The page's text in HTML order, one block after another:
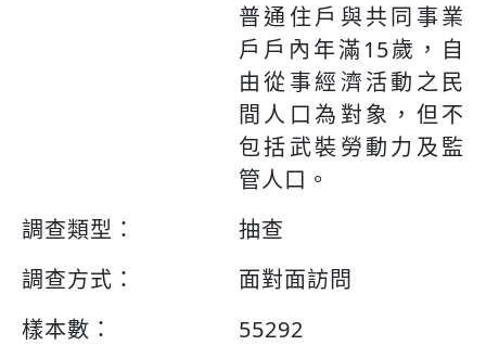
普通住戶與共同事業
戶戶內年滿15歲，自
由從事經濟活動之民
間人口為對象，但不
包括武裝勞動力及監
管人口。
調查類型：
抽查
調查方式：
面對面訪問
樣本數：
55292